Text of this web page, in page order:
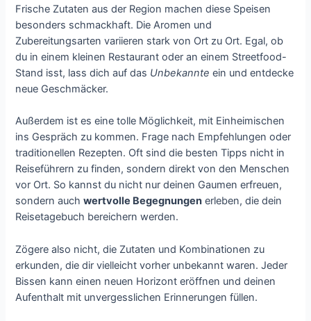
Frische Zutaten aus der Region machen diese Speisen
besonders schmackhaft. Die Aromen und
Zubereitungsarten variieren stark von Ort zu Ort. Egal, ob
du in einem kleinen Restaurant oder an einem Streetfood-
Stand isst, lass dich auf das Unbekannte ein und entdecke
neue Geschmäcker.
Außerdem ist es eine tolle Möglichkeit, mit Einheimischen
ins Gespräch zu kommen. Frage nach Empfehlungen oder
traditionellen Rezepten. Oft sind die besten Tipps nicht in
Reiseführern zu finden, sondern direkt von den Menschen
vor Ort. So kannst du nicht nur deinen Gaumen erfreuen,
sondern auchwertvolle Begegnungen erleben, die dein
Reisetagebuch bereichern werden.
Zögere also nicht, die Zutaten und Kombinationen zu
erkunden, die dir vielleicht vorher unbekannt waren. Jeder
Bissen kann einen neuen Horizont eröffnen und deinen
Aufenthalt mit unvergesslichen Erinnerungen füllen.